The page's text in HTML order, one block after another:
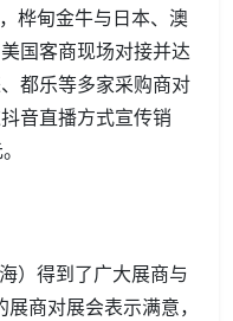
桦甸金牛与日本、澳
国客商现场对接并达
都乐等多家采购商对
音直播方式宣传销
）得到了广大展商与
商对展会表示满意，